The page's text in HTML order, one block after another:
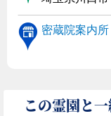
密蔵院案内所
この霊園と